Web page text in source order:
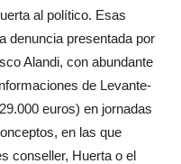
al político. Esas
denuncia presentada por
Alandi, con abundante
de Levante-
euros) en jornadas
en las que
conseller, Huerta o el